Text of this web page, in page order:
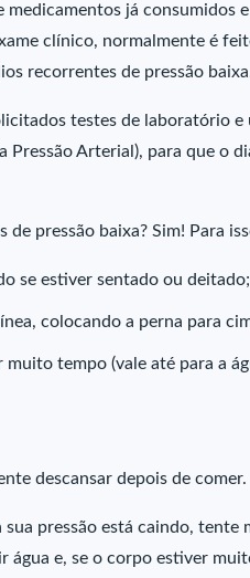
medicamentos já consumidos
clínico, normalmente é
recorrentes de pressão
testes de laboratório
Arterial), para que o
de pressão baixa? Sim! Para
se estiver sentado ou deitado;
colocando a perna para
muito tempo (vale até para a
descansar depois de comer.
pressão está caindo, tente
água e, se o corpo estiver